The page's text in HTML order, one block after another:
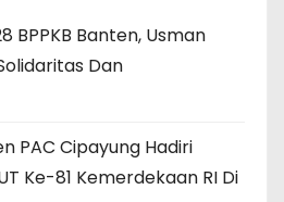
BPPKB Banten, Usman
Dan
PAC Cipayung Hadiri
Ke-81 Kemerdekaan RI Di